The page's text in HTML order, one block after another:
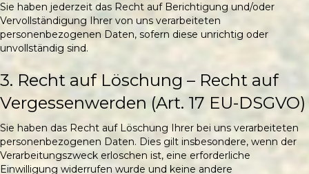
Sie haben jederzeit das Recht auf Berichtigung und/oder
Vervollständigung Ihrer von uns verarbeiteten
personenbezogenen Daten, sofern diese unrichtig oder
unvollständig sind.
3. Recht auf Löschung – Recht auf
Vergessenwerden (Art. 17 EU-DSGVO)
Sie haben das Recht auf Löschung Ihrer bei uns verarbeiteten
personenbezogenen Daten. Dies gilt insbesondere, wenn der
Verarbeitungszweck erloschen ist, eine erforderliche
Einwilligung widerrufen wurde und keine andere